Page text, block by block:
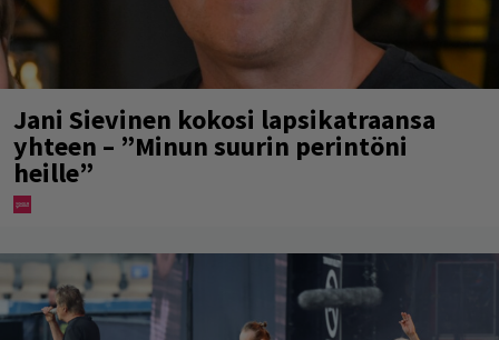
Jani Sievinen kokosi lapsikatraansa
yhteen – ”Minun suurin perintöni
heille”